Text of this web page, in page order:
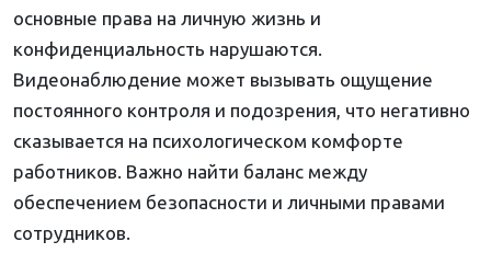
основные права на личную жизнь и
конфиденциальность нарушаются.
Видеонаблюдение может вызывать ощущение
постоянного контроля и подозрения, что негативно
сказывается на психологическом комфорте
работников. Важно найти баланс между
обеспечением безопасности и личными правами
сотрудников.